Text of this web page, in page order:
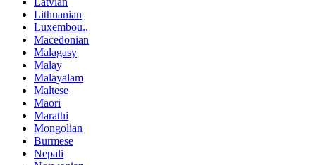
Lithuanian
Luxembou..
Macedonian
Malagasy
Malay
Malayalam
Maltese
Maori
Marathi
Mongolian
Burmese
Nepali